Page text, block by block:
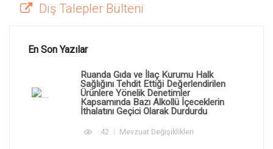
Dış Talepler Bülteni
En Son Yazılar
Ruanda Gıda ve İlaç Kurumu Halk
Sağlığını Tehdit Ettiği Değerlendirilen
Ürünlere Yönelik Denetimler
Kapsamında Bazı Alkollü İçeceklerin
İthalatını Geçici Olarak Durdurdu
42 Mevzuat Değişiklikleri